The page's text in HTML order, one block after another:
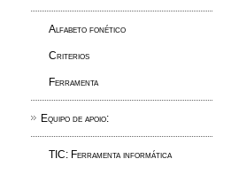
Alfabeto fonético
Criterios
Ferramenta
Equipo de apoio:
TIC: Ferramenta informática